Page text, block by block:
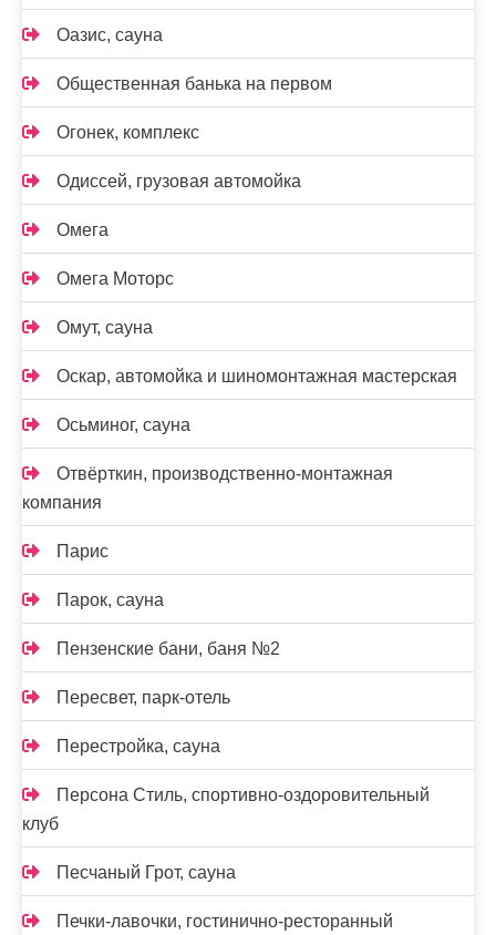
Оазис, сауна
Общественная банька на первом
Огонек, комплекс
Одиссей, грузовая автомойка
Омега
Омега Моторс
Омут, сауна
Оскар, автомойка и шиномонтажная мастерская
Осьминог, сауна
Отвёрткин, производственно-монтажная
компания
Парис
Парок, сауна
Пензенские бани, баня №2
Пересвет, парк-отель
Перестройка, сауна
Персона Стиль, спортивно-оздоровительный
клуб
Песчаный Грот, сауна
Печки-лавочки, гостинично-ресторанный